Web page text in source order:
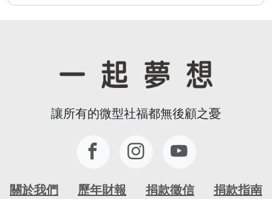
讓所有的微型社福都無後顧之憂
關於我們 歷年財報 捐款徵信 捐款指南